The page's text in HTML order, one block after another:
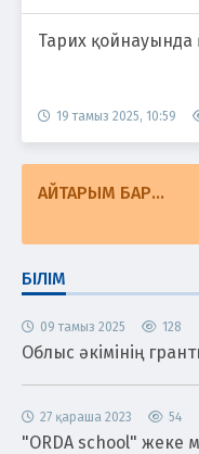
Тарих қойнауында
19 тамыз 2025, 10:59
АЙТАРЫМ БАР...
БІЛІМ
09 тамыз 2025 128
Облыс әкімінің
27 қараша 2023 54
"ORDA school" жеке